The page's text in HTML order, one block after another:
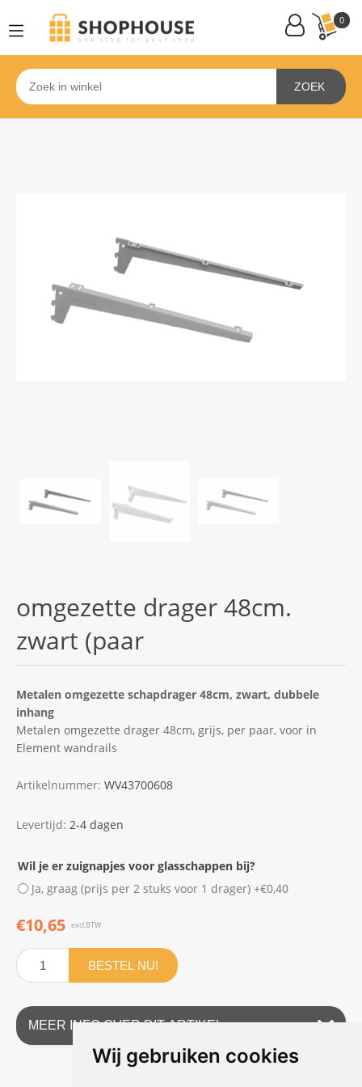
Wij gebruiken cookies
0
ZOEK
omgezette drager 48cm.
zwart (paar
Metalen omgezette schapdrager 48cm, zwart, dubbele
inhang
Metalen omgezette drager 48cm, grijs, per paar, voor in
Element wandrails
Artikelnummer: WV43700608
Levertijd: 2-4 dagen
Wil je er zuignapjes voor glasschappen bij?
Ja, graag (prijs per 2 stuks voor 1 drager) +€0,40
€10,65 excl.BTW
BESTEL NU!
MEER INFO OVER DIT ARTIKEL